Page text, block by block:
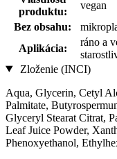
produktu:
vegan
Bez obsahu:
Aplikácia:
ráno a
Zloženie (INCI)
Aqua, Glycerin, Cetyl
Palmitate,
Glyceryl Stearat Citrat,
Leaf Juice Powder,
Phenoxyethanol,